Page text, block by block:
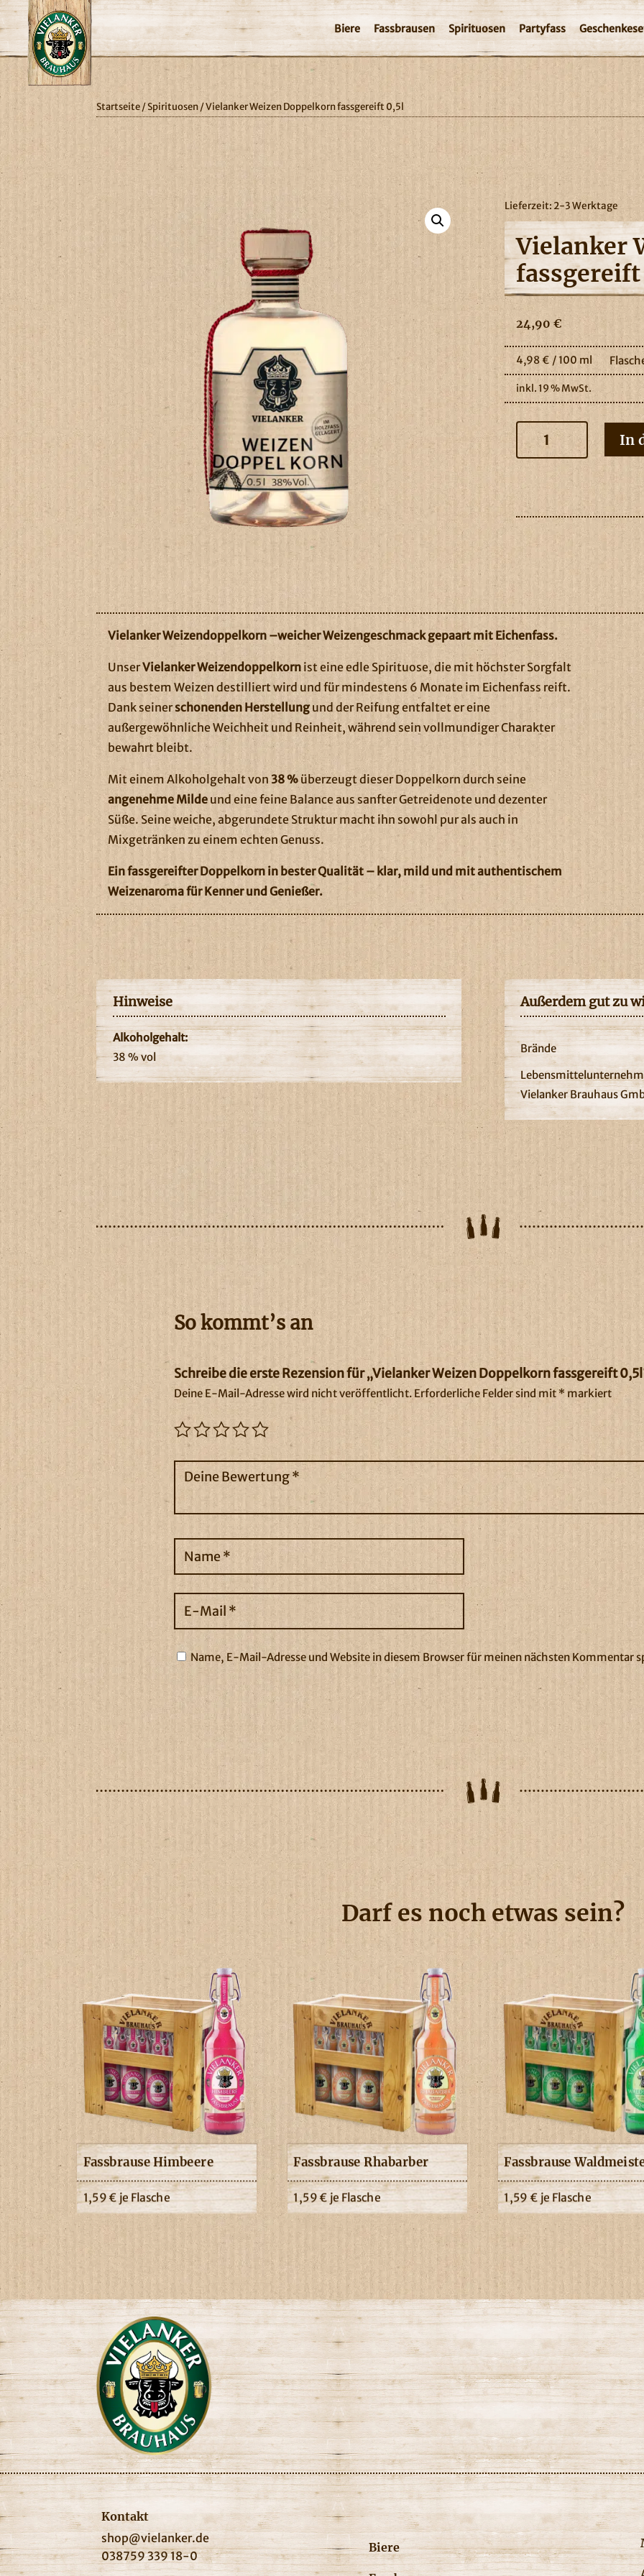
Biere Fassbrausen Spirituosen Partyfass
Startseite/Spirituosen/ Vielanker Weizen Doppelkorn fassgereift 0,5l
Lieferzeit:2-3 Werktage
Vielanker
24,90 €
4,98€ /100ml
inkl. 19 % MwSt.
Vielanker
Weizen
Doppelkorn
fassgereift
0,5l
Menge
In
Vielanker Weizendoppelkorn –weicher Weizengeschmack gepaart mit Eichenfass.
UnserVielanker Weizendoppelkornist eine edle Spirituose, die mit höchster Sorgfalt
aus bestem Weizen destilliert wird und für mindestens 6 Monate im Eichenfass reift.
Dank seinerschonenden Herstellungund der Reifung entfaltet er eine
außergewöhnliche Weichheit und Reinheit, während sein vollmundiger Charakter
bewahrt bleibt.
Mit einem Alkoholgehalt von38 % überzeugt dieser Doppelkorn durch seine
angenehme Milde und eine feine Balance aus sanfter Getreidenote und dezenter
Süße. Seine weiche, abgerundete Struktur macht ihn sowohl pur als auch in
Mixgetränken zu einem echten Genuss.
Ein fassgereifter Doppelkorn in bester Qualität – klar, mild und mit authentischem
Weizenaroma für Kenner und Genießer.
Hinweise
Alkoholgehalt:
38 % vol
Außerdem gut zu
Brände
Vielanker Brauhaus
So kommt’s an
Schreibe die erste Rezension für „Vielanker Weizen Doppelkorn fassgereift
Deine E-Mail-Adresse wird nicht veröffentlicht. Erforderliche Felder sind mit* markiert
Name, E-Mail-Adresse und Website in diesem Browser für meinen nächsten Kommentar
Darf es noch etwas sein?
Fassbrause Himbeere
1,59€ je Flasche
Fassbrause Rhabarber
1,59€ je Flasche
Fassbrause
1,59€ je Flasche
Kontakt
shop@vielanker.de
038759 339 18-0
Biere